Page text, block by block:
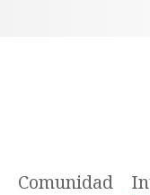
Comunidad